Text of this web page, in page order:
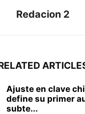
Redacion 2
Ajuste en clave
define su primer
subte...